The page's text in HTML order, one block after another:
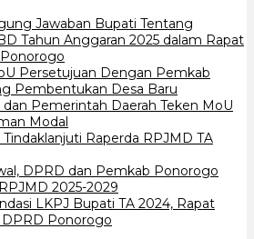
Jawaban Bupati Tentang
Tahun Anggaran 2025 dalam Rapat
Persetujuan Dengan Pemkab
Pembentukan Desa Baru
Pemerintah Daerah Teken MoU
Modal
Raperda RPJMD TA
DPRD dan Pemkab Ponorogo
2025-2029
LKPJ Bupati TA 2024, Rapat
Ponorogo